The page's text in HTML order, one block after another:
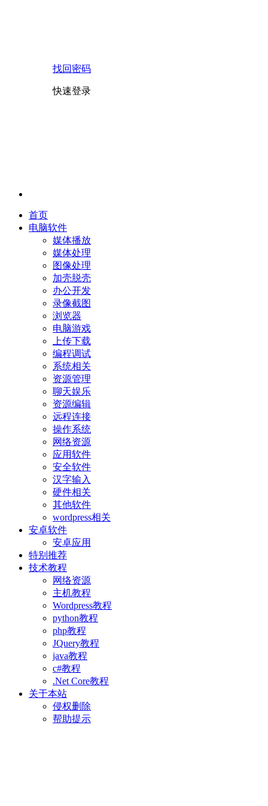
找回密码
快速登录
首页
电脑软件
媒体播放
媒体处理
图像处理
加壳脱壳
办公开发
录像截图
浏览器
电脑游戏
上传下载
编程调试
系统相关
资源管理
聊天娱乐
资源编辑
远程连接
操作系统
网络资源
应用软件
安全软件
汉字输入
硬件相关
其他软件
wordpress相关
安卓软件
安卓应用
特别推荐
技术教程
网络资源
主机教程
Wordpress教程
python教程
php教程
JQuery教程
java教程
c#教程
.Net Core教程
关于本站
侵权删除
帮助提示